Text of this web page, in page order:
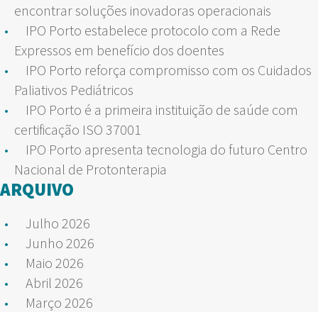
encontrar soluções inovadoras operacionais
IPO Porto estabelece protocolo com a Rede
Expressos em benefício dos doentes
IPO Porto reforça compromisso com os Cuidados
Paliativos Pediátricos
IPO Porto é a primeira instituição de saúde com
certificação ISO 37001
IPO Porto apresenta tecnologia do futuro Centro
Nacional de Protonterapia
ARQUIVO
Julho 2026
Junho 2026
Maio 2026
Abril 2026
Março 2026